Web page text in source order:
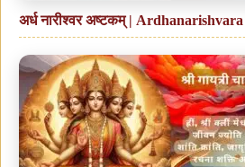
अर्ध नारीश्वर अष्टकम् |